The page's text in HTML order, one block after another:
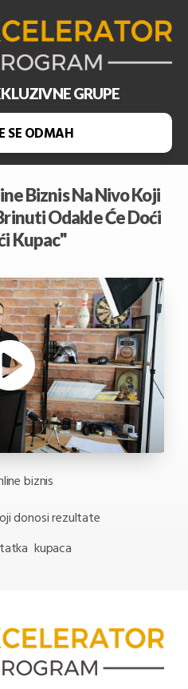
GRUPE
SE ODMAH
Biznis Na Nivo Koji
Odakle Će Doći
Kupac"
biznis
donosi rezultate
kupaca